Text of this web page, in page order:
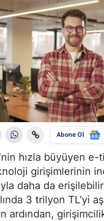
Abone Ol
hızla büyüyen e-
girişimlerinin
daha da
3 trilyon TL’yi
ardından,